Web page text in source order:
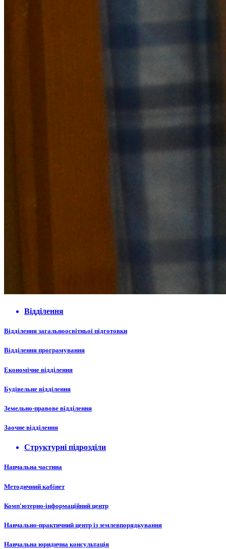
Відділення
Відділення загальноосвітньої підготовки
Відділення програмування
Економічне відділення
Будівельне відділення
Земельно-правове відділення
Заочне відділення
Структурні підрозділи
Навчальна частина
Методичний кабінет
Комп'ютерно-інформаційний центр
Навчально-практичний центр із землевпорядкування
Навчальна юридична консультація